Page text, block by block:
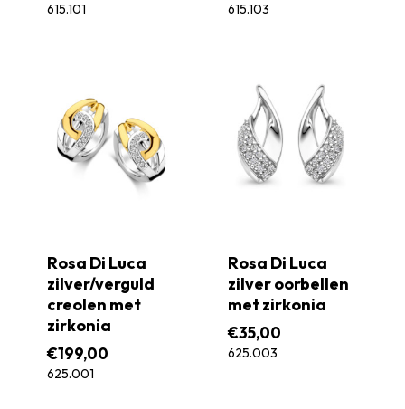
615.101 615.103
Rosa Di Luca
zilver/verguld
creolen met
zirkonia
€199,00
625.001
Rosa Di Luca
zilver oorbellen
met zirkonia
€35,00
625.003